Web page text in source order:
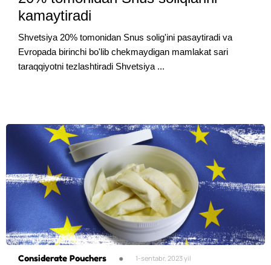
kamaytiradi
Shvetsiya 20% tomonidan Snus solig'ini pasaytiradi va
Evropada birinchi bo'lib chekmaydigan mamlakat sari
taraqqiyotni tezlashtiradi Shvetsiya ...
Considerate Pouchers ● 1-sentabr, 2023 yil